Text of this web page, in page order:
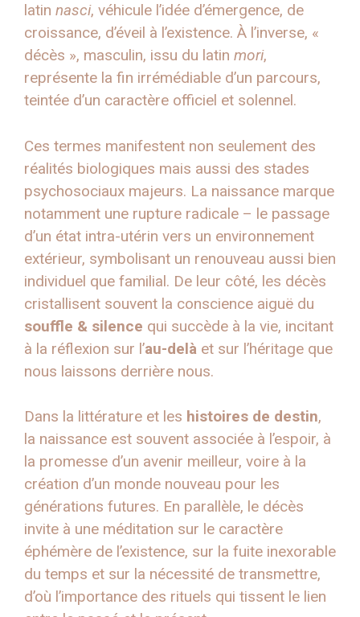
latin nasci, véhicule l’idée d’émergence, de
croissance, d’éveil à l’existence. À l’inverse, «
décès », masculin, issu du latin mori,
représente la fin irrémédiable d’un parcours,
teintée d’un caractère officiel et solennel.
Ces termes manifestent non seulement des
réalités biologiques mais aussi des stades
psychosociaux majeurs. La naissance marque
notamment une rupture radicale – le passage
d’un état intra-utérin vers un environnement
extérieur, symbolisant un renouveau aussi bien
individuel que familial. De leur côté, les décès
cristallisent souvent la conscience aiguë du
souffle & silence qui succède à la vie, incitant
à la réflexion sur l’au-delà et sur l’héritage que
nous laissons derrière nous.
Dans la littérature et les histoires de destin,
la naissance est souvent associée à l’espoir, à
la promesse d’un avenir meilleur, voire à la
création d’un monde nouveau pour les
générations futures. En parallèle, le décès
invite à une méditation sur le caractère
éphémère de l’existence, sur la fuite inexorable
du temps et sur la nécessité de transmettre,
d’où l’importance des rituels qui tissent le lien